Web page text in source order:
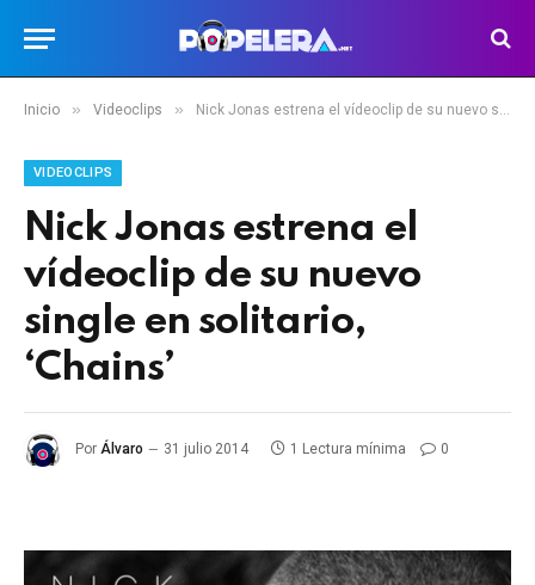
Inicio » Videoclips » Nick Jonas estrena el vídeoclip de su nuevo single en solitario, ‘Chains’
VIDEOCLIPS
Nick Jonas estrena el
vídeoclip de su nuevo
single en solitario,
‘Chains’
Por Álvaro 31 julio 2014 1 Lectura mínima 0